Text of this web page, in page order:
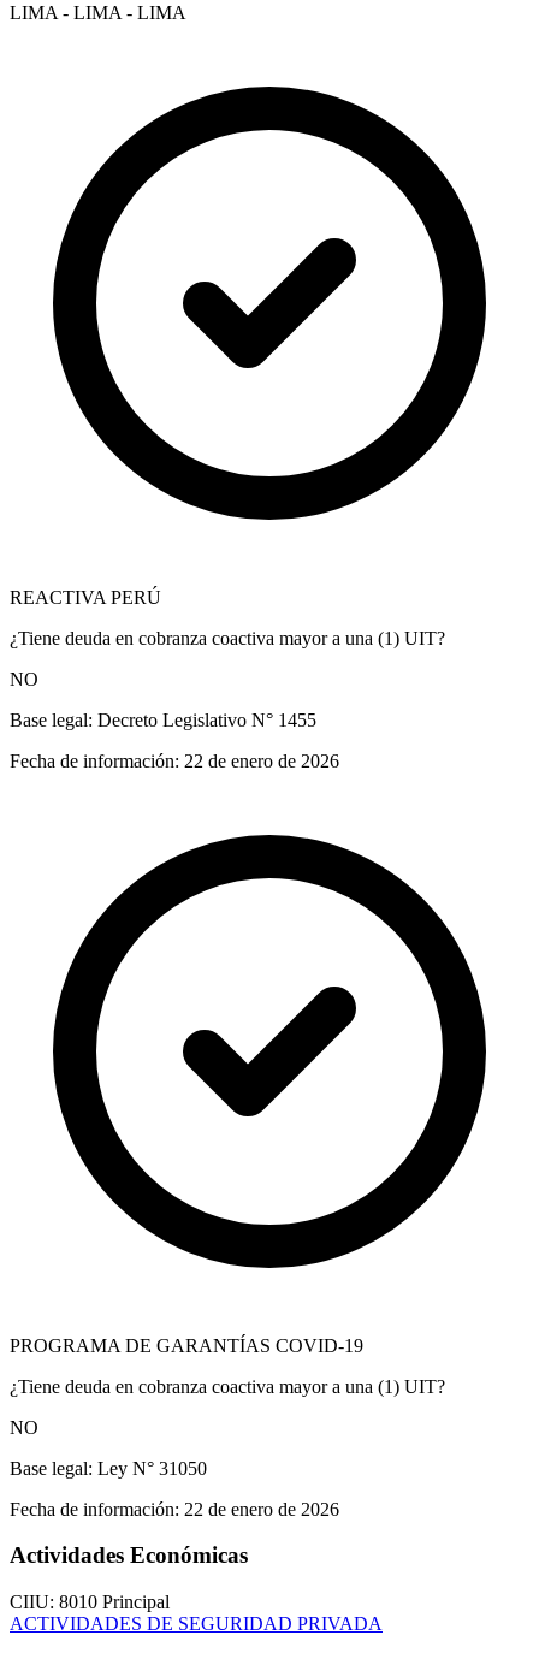
LIMA - LIMA - LIMA
REACTIVA PERÚ
¿Tiene deuda en cobranza coactiva mayor a una (1) UIT?
NO
Base legal: Decreto Legislativo N° 1455
Fecha de información: 22 de enero de 2026
PROGRAMA DE GARANTÍAS COVID-19
¿Tiene deuda en cobranza coactiva mayor a una (1) UIT?
NO
Base legal: Ley N° 31050
Fecha de información: 22 de enero de 2026
Actividades Económicas
CIIU: 8010 Principal
ACTIVIDADES DE SEGURIDAD PRIVADA